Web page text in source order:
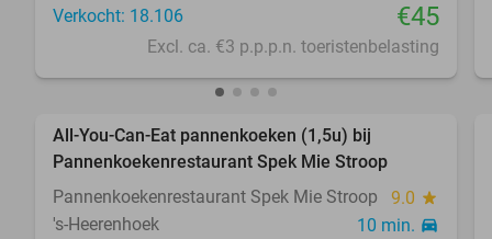
Verkocht: 18.106 €45
Excl. ca. €3 p.p.p.n. toeristenbelasting
favorite_border
All-You-Can-Eat pannenkoeken (1,5u) bij
Pannenkoekenrestaurant Spek Mie Stroop
Pannenkoekenrestaurant Spek Mie Stroop
9.0 star
's-Heerenhoek 10 min. directions_car